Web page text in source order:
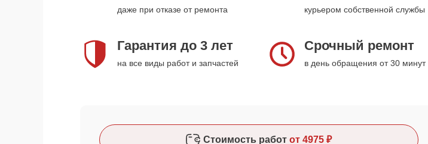
даже при отказе от ремонта курьером собственной службы
Гарантия до 3 лет
на все виды работ и запчастей
Срочный ремонт
в день обращения от 30 минут
Стоимость работ от 4975 ₽